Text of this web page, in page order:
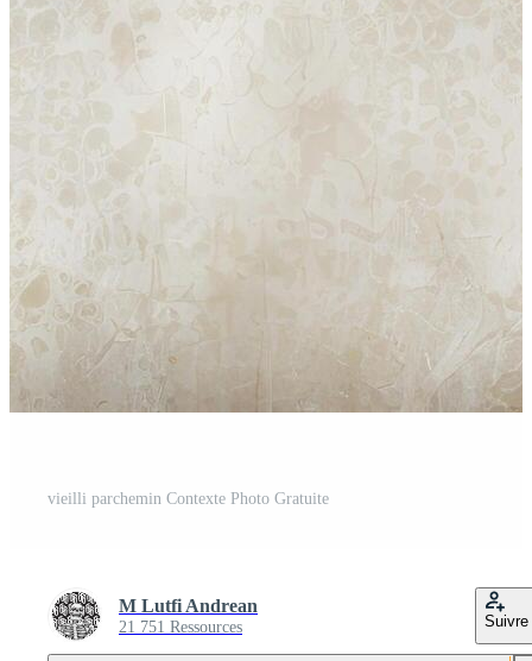
vieilli parchemin Contexte Photo Gratuite
M Lutfi Andrean
21 751 Ressources Suivre